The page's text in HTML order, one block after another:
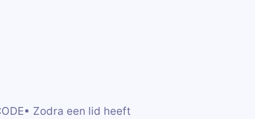
Zodra een lid heeft